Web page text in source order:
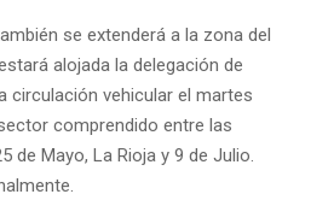
se extenderá a la zona del
alojada la delegación de
circulación vehicular el martes
comprendido entre las
de Mayo, La Rioja y 9 de Julio.